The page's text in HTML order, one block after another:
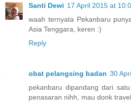
Santi Dewi 17 April 2015 at
waah ternyata Pekanbaru
Asia Tenggara, keren :)
Reply
obat pelangsing badan 30
pekanbaru dipandang dari
penasaran nihh, mau donk